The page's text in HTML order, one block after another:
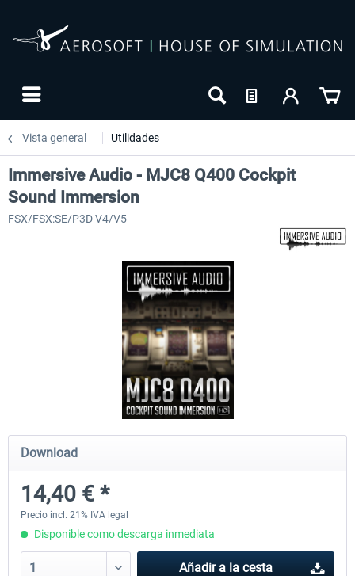
Vista general Utilidades
Ultimate Traffic Live
Immersive Audio - MJC8 Q400 Cockpit
Sound Immersion
FSX/FSX:SE/P3D V4/V5
Download
14,40 € *
Precio incl. 21% IVA legal
Disponible como descarga inmediata
Añadir a la cesta